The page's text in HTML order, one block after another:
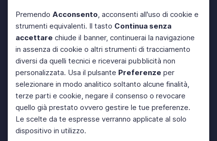
Premendo Acconsento, acconsenti all'uso di cookie e
strumenti equivalenti. Il tasto Continua senza
accettare chiude il banner, continuerai la navigazione
in assenza di cookie o altri strumenti di tracciamento
diversi da quelli tecnici e riceverai pubblicità non
personalizzata. Usa il pulsante Preferenze per
selezionare in modo analitico soltanto alcune finalità,
terze parti e cookie, negare il consenso o revocare
quello già prestato ovvero gestire le tue preferenze.
Le scelte da te espresse verranno applicate al solo
dispositivo in utilizzo.